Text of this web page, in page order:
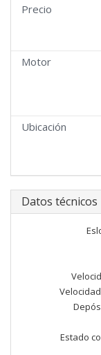
Precio
Motor
Ubicación
Datos técnicos
Estado